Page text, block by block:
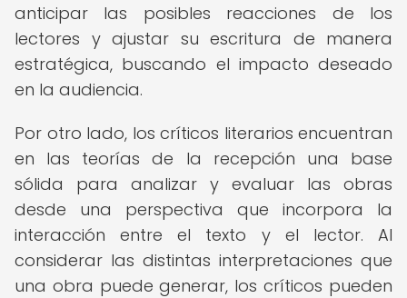
anticipar las posibles reacciones de los
lectores y ajustar su escritura de manera
estratégica, buscando el impacto deseado
en la audiencia.
Por otro lado, los críticos literarios encuentran
en las teorías de la recepción una base
sólida para analizar y evaluar las obras
desde una perspectiva que incorpora la
interacción entre el texto y el lector. Al
considerar las distintas interpretaciones que
una obra puede generar, los críticos pueden